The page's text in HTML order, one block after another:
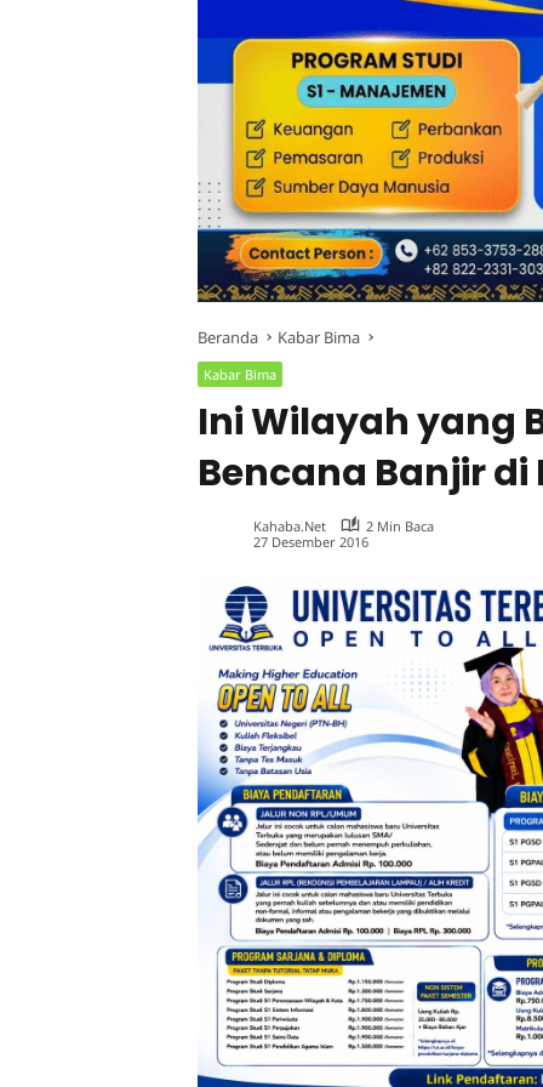
Beranda Kabar Bima
Kabar Bima
Ini Wilayah yang
Bencana Banjir di
Kahaba.net
2 Min Baca
27 Desember 2016